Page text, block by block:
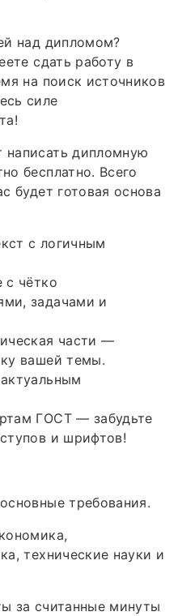
над дипломом?
сдать работу в
на поиск источников
силе
дипломную
бесплатно. Всего
будет готовая основа
с логичным
с чётко
задачами и
части —
вашей темы.
ГОСТ — забудьте
и шрифтов!
требования.
технические науки и
за считанные минуты